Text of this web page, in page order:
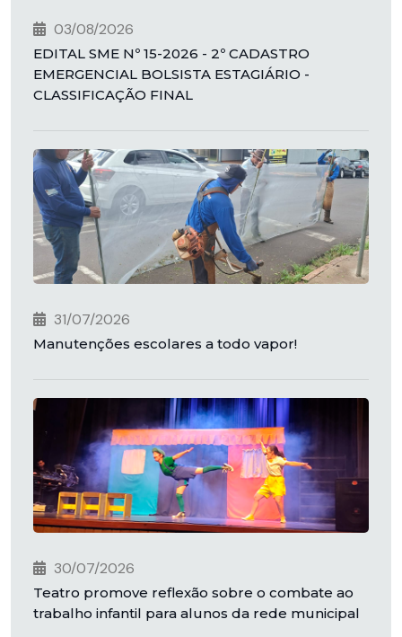
03/08/2026
EDITAL SME Nº 15-2026 - 2º CADASTRO
EMERGENCIAL BOLSISTA ESTAGIÁRIO -
CLASSIFICAÇÃO FINAL
31/07/2026
Manutenções escolares a todo vapor!
30/07/2026
Teatro promove reflexão sobre o combate ao
trabalho infantil para alunos da rede municipal